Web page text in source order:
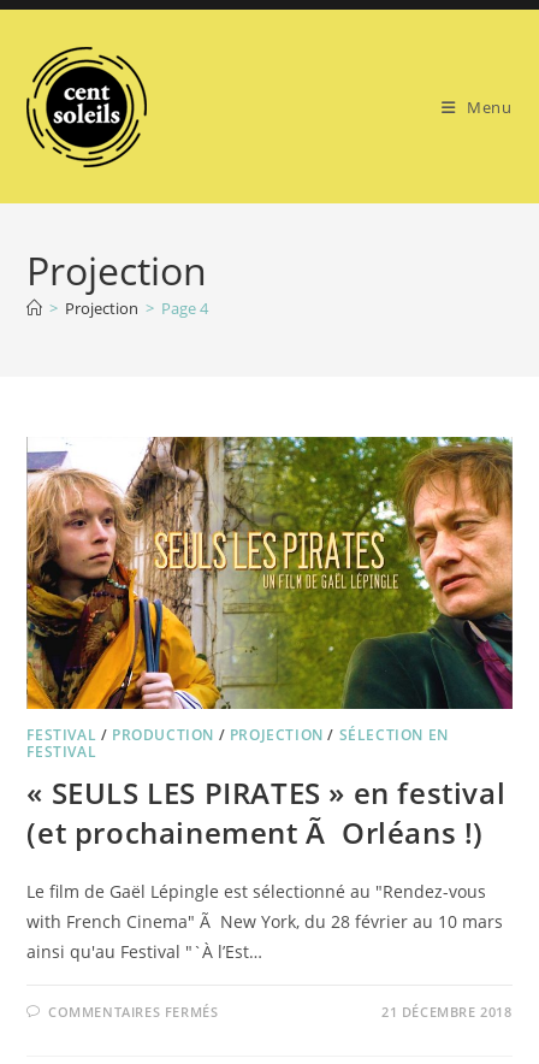
Skip
content
Menu
Projection
> Projection > Page 4
FESTIVAL / PRODUCTION / PROJECTION / SÉLECTION EN
FESTIVAL
« SEULS LES PIRATES » en festival
(et prochainement Ã Orléans !)
Le film de Gaël Lépingle est sélectionné au "Rendez-vous
with French Cinema" Ã New York, du 28 février au 10 mars
ainsi qu'au Festival "`À l’Est…
COMMENTAIRES FERMÉSSUR 21 DÉCEMBRE 2018